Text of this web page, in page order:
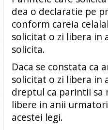
dea o declaratie pe
conform careia
solicitat o zi libera in
solicita.
Daca se constata ca
solicitat o zi libera in
dreptul ca parintii sa
libere in anii
acestei legi.